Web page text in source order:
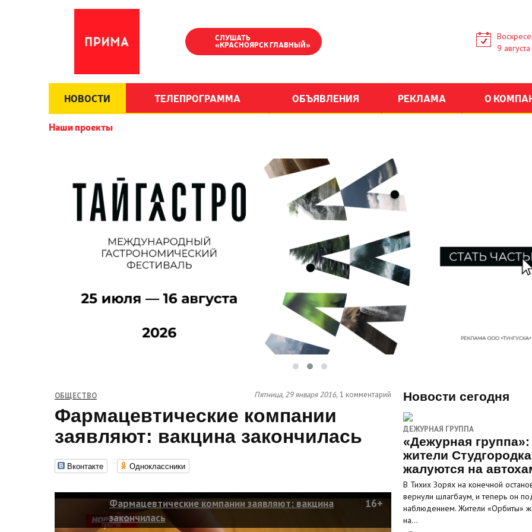
СЛУШАТЬ
«КРАСНОЯРСК ГЛАВНЫЙ»
9 августа
НОВОСТИ ТЕЛЕПРОГРАММА ОБЪЯВЛЕНИЯ РЕКЛАМА О
Наши проекты
ОБЩЕСТВО Пятница, 29 января 2016,1 комментарий
Фармацевтические компании
заявляют: вакцина закончилась
Вконтакте Одноклассники
Фармацевтические компании заявляют: вакцина
закончилась
16+
Новости сегодня
ДЕЖУРНАЯ ГРУППА
«Дежурная группа»:
жители Студгородка
жалуются на
В Тихих Зорях на конечной
вернули шлагбаум, и теперь он
наблюдением. Жители «Орбиты»
на…